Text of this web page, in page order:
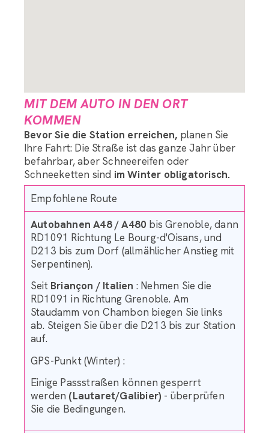
MIT DEM AUTO IN DEN ORT
KOMMEN
Bevor Sie die Station erreichen, planen Sie
Ihre Fahrt: Die Straße ist das ganze Jahr über
befahrbar, aber Schneereifen oder
Schneeketten sind im Winter obligatorisch.
Empfohlene Route
Autobahnen A48 / A480 bis Grenoble, dann
RD1091 Richtung Le Bourg-d'Oisans, und
D213 bis zum Dorf (allmählicher Anstieg mit
Serpentinen).
Seit Briançon / Italien : Nehmen Sie die
RD1091 in Richtung Grenoble. Am
Staudamm von Chambon biegen Sie links
ab. Steigen Sie über die D213 bis zur Station
auf.
GPS-Punkt (Winter) :
Einige Passstraßen können gesperrt
werden (Lautaret/Galibier) - überprüfen
Sie die Bedingungen.